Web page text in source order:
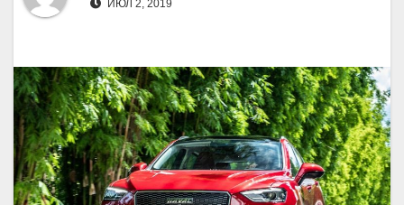
ИЮЛ 2, 2019